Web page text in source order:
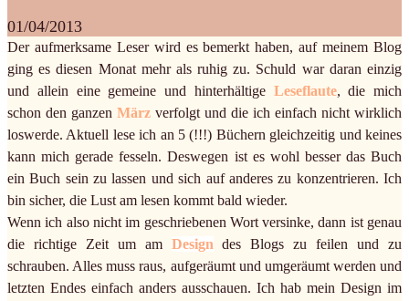
01/04/2013
Der aufmerksame Leser wird es bemerkt haben, auf meinem Blog
ging es diesen Monat mehr als ruhig zu. Schuld war daran einzig
und allein eine gemeine und hinterhältige Leseflaute, die mich
schon den ganzen März verfolgt und die ich einfach nicht wirklich
loswerde. Aktuell lese ich an 5 (!!!) Büchern gleichzeitig und keines
kann mich gerade fesseln. Deswegen ist es wohl besser das Buch
ein Buch sein zu lassen und sich auf anderes zu konzentrieren. Ich
bin sicher, die Lust am lesen kommt bald wieder.
Wenn ich also nicht im geschriebenen Wort versinke, dann ist genau
die richtige Zeit um am Design des Blogs zu feilen und zu
schrauben. Alles muss raus, aufgeräumt und umgeräumt werden und
letzten Endes einfach anders ausschauen. Ich hab mein Design im